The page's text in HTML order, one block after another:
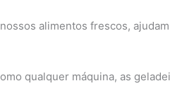
alimentos frescos,
qualquer máquina, as